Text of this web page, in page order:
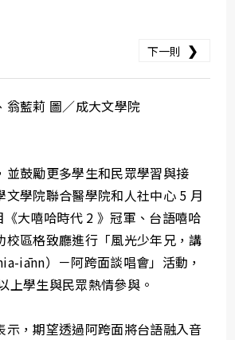
下一則 ❯
翁藍莉 圖／成大文學院
並鼓勵更多學生和民眾學習與接
文學院聯合醫學院和人社中心 5 月
大嘻哈時代 2 》冠軍、台語嘻哈
校區格致廳進行「風光少年兄，講
iānn）－阿跨面談唱會」活動，
上學生與民眾熱情參與。
示，期望透過阿跨面將台語融入音